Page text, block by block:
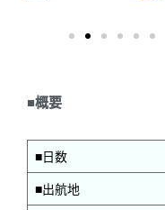
■概要
■日数
■出航地